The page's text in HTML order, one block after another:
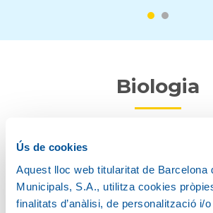
Ús de cookies
Aquest lloc web titularitat de Barcelona
Municipals, S.A., utilitza cookies
finalitats d’anàlisi, de personalització i/o
Biologia
Descripció
Hàbitat